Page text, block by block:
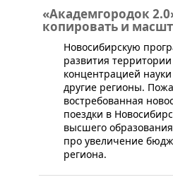
«Академгородок
копировать и
​​​Новосибирскую
развития
концентрацией
другие регионы.
востребованная
поездки в
высшего
про увеличение
региона.